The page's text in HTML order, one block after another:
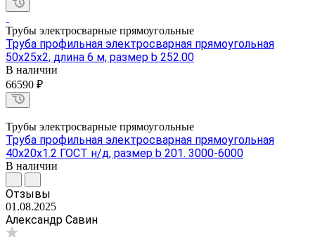
Трубы электросварные прямоугольные
Труба профильная электросварная прямоугольная
50х25х2, длина 6 м, размер b 252.00
В наличии
66590 ₽
Трубы электросварные прямоугольные
Труба профильная электросварная прямоугольная
40х20х1.2 ГОСТ н/д, размер b 201. 3000-6000
В наличии
Отзывы
01.08.2025
Александр Савин